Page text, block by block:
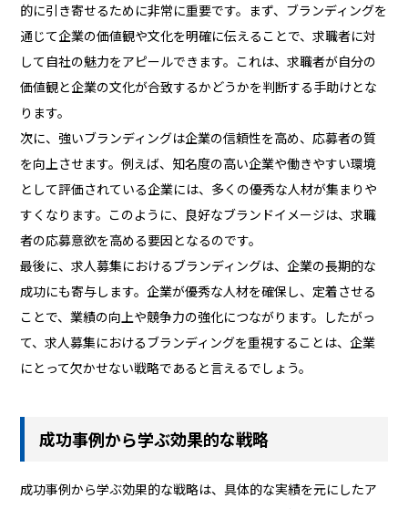
的に引き寄せるために非常に重要です。まず、ブランディングを
通じて企業の価値観や文化を明確に伝えることで、求職者に対
して自社の魅力をアピールできます。これは、求職者が自分の
価値観と企業の文化が合致するかどうかを判断する手助けとな
ります。
次に、強いブランディングは企業の信頼性を高め、応募者の質
を向上させます。例えば、知名度の高い企業や働きやすい環境
として評価されている企業には、多くの優秀な人材が集まりや
すくなります。このように、良好なブランドイメージは、求職
者の応募意欲を高める要因となるのです。
最後に、求人募集におけるブランディングは、企業の長期的な
成功にも寄与します。企業が優秀な人材を確保し、定着させる
ことで、業績の向上や競争力の強化につながります。したがっ
て、求人募集におけるブランディングを重視することは、企業
にとって欠かせない戦略であると言えるでしょう。
成功事例から学ぶ効果的な戦略
成功事例から学ぶ効果的な戦略は、具体的な実績を元にしたア